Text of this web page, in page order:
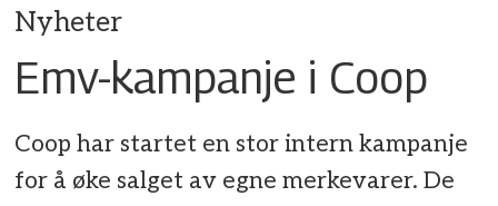
Nyheter
Emv-kampanje i Coop
Coop har startet en stor intern kampanje
for å øke salget av egne merkevarer. De